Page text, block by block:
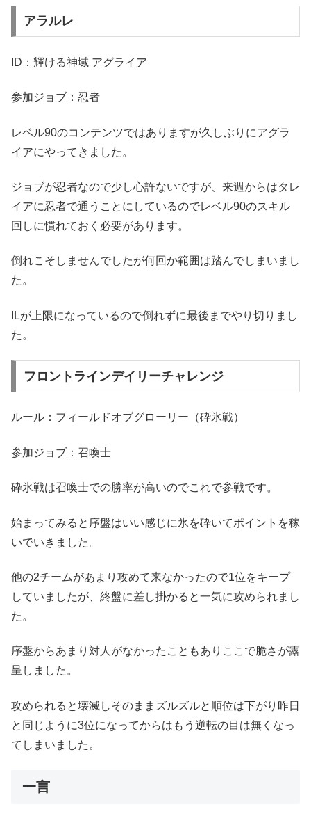
アラルレ
ID：輝ける神域 アグライア
参加ジョブ：忍者
レベル90のコンテンツではありますが久しぶりにアグラ
イアにやってきました。
ジョブが忍者なので少し心許ないですが、来週からはタレ
イアに忍者で通うことにしているのでレベル90のスキル
回しに慣れておく必要があります。
倒れこそしませんでしたが何回か範囲は踏んでしまいまし
た。
ILが上限になっているので倒れずに最後までやり切りまし
た。
フロントラインデイリーチャレンジ
ルール：フィールドオブグローリー（砕氷戦）
参加ジョブ：召喚士
砕氷戦は召喚士での勝率が高いのでこれで参戦です。
始まってみると序盤はいい感じに氷を砕いてポイントを稼
いでいきました。
他の2チームがあまり攻めて来なかったので1位をキープ
していましたが、終盤に差し掛かると一気に攻められまし
た。
序盤からあまり対人がなかったこともありここで脆さが露
呈しました。
攻められると壊滅しそのままズルズルと順位は下がり昨日
と同じように3位になってからはもう逆転の目は無くなっ
てしまいました。
一言